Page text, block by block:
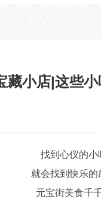
藏小店|这些
找到心仪的小
就会找到快乐的
元宝街美食千